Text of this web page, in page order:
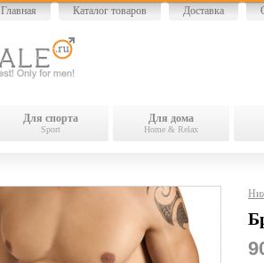
Главная Каталог товаров Доставка
Для спорта
Sport
Для дома
Home & Relax